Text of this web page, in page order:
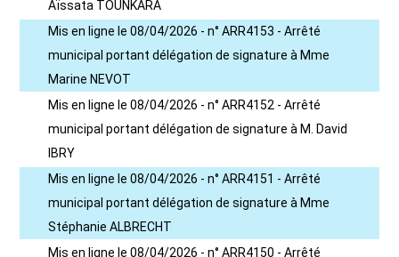
Aïssata TOUNKARA
Mis en ligne le 08/04/2026 - n° ARR4153 - Arrêté
municipal portant délégation de signature à Mme
Marine NEVOT
Mis en ligne le 08/04/2026 - n° ARR4152 - Arrêté
municipal portant délégation de signature à M. David
IBRY
Mis en ligne le 08/04/2026 - n° ARR4151 - Arrêté
municipal portant délégation de signature à Mme
Stéphanie ALBRECHT
Mis en ligne le 08/04/2026 - n° ARR4150 - Arrêté